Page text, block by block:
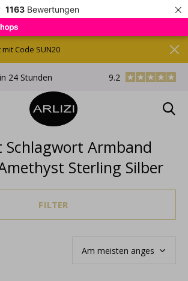
1163 Bewertungen ×
24 Stunden Kostenlose
9.2
Code SUN20
Armband
Sterling Silber
FILTER